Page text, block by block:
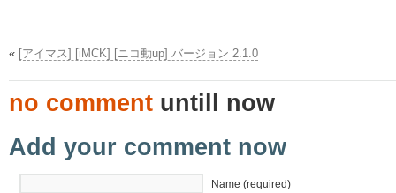
« [アイマス] [iMCK] [ニコ動up] バージョン 2.1.0
no comment untill now
Add your comment now
Name (required)